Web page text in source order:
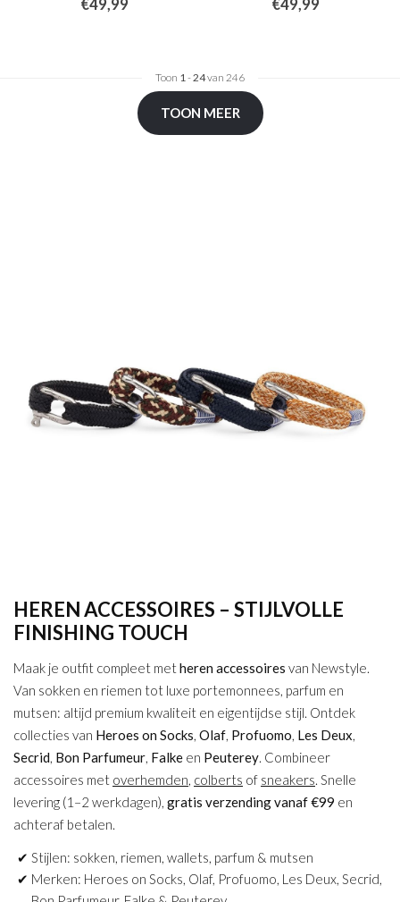
€49,99 €49,99
Toon 1 -24van 246
TOON MEER
HEREN ACCESSOIRES – STIJLVOLLE
FINISHING TOUCH
Maak je outfit compleet metheren accessoires van Newstyle.
Van sokken en riemen tot luxe portemonnees, parfum en
mutsen: altijd premium kwaliteit en eigentijdse stijl. Ontdek
collecties van Heroes on Socks Olaf Profuomo Les Deux
Secrid Bon Parfumeur Falke en Peuterey . Combineer
accessoires met overhemden colberts of sneakers . Snelle
levering (1–2 werkdagen), gratis verzending vanaf €99 en
achteraf betalen.
Stijlen: sokken, riemen, wallets, parfum & mutsen
Merken: Heroes on Socks, Olaf, Profuomo, Les Deux, Secrid,